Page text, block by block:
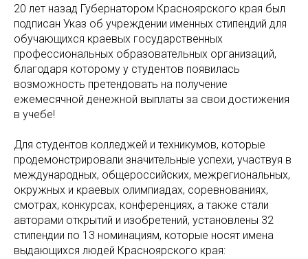
20 лет назад Губернатором Красноярского края был
подписан Указ об учреждении именных стипендий для
обучающихся краевых государственных
профессиональных образовательных организаций,
благодаря которому у студентов появилась
возможность претендовать на получение
ежемесячной денежной выплаты за свои достижения
в учебе!
Для студентов колледжей и техникумов, которые
продемонстрировали значительные успехи, участвуя в
международных, общероссийских, межрегиональных,
окружных и краевых олимпиадах, соревнованиях,
смотрах, конкурсах, конференциях, а также стали
авторами открытий и изобретений, установлены 32
стипендии по 13 номинациям, которые носят имена
выдающихся людей Красноярского края: